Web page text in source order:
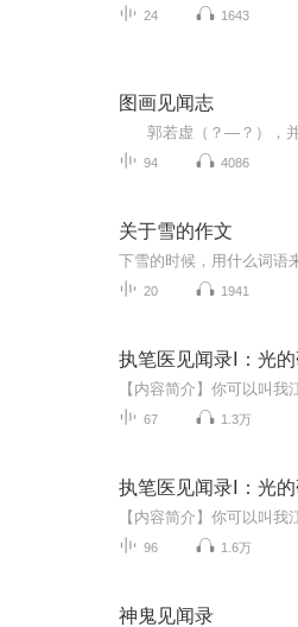
24 1643
图画见闻志
94 4086
关于雪的作文
20 1941
执笔医见闻录Ⅰ：光
67 1.3万
执笔医见闻录Ⅰ：光
96 1.6万
神鬼见闻录